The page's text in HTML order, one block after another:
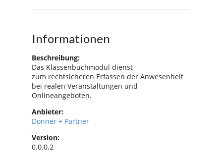
Informationen
Beschreibung:
Das Klassenbuchmodul dienst
zum rechtsicheren Erfassen der Anwesenheit
bei realen Veranstaltungen und
Onlineangeboten.
Anbieter:
Donner + Partner
Version:
0.0.0.2